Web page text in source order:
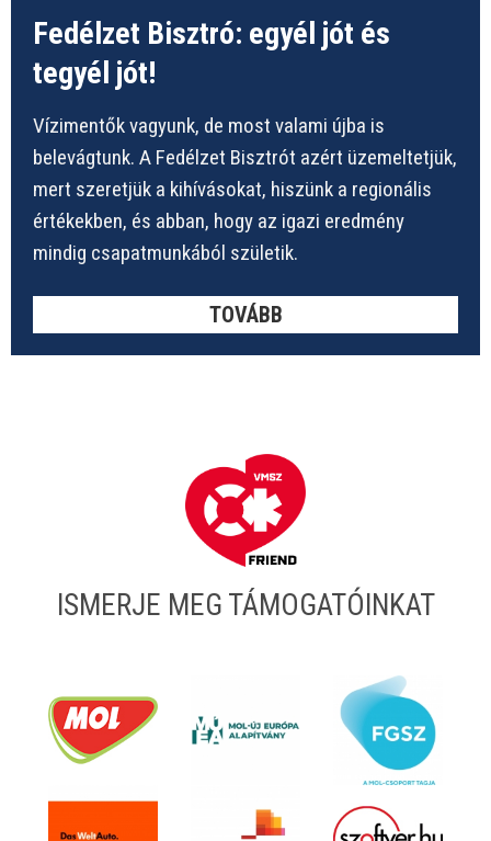
Fedélzet Bisztró: egyél jót és
tegyél jót!
Vízimentők vagyunk, de most valami újba is
belevágtunk. A Fedélzet Bisztrót azért üzemeltetjük,
mert szeretjük a kihívásokat, hiszünk a regionális
értékekben, és abban, hogy az igazi eredmény
mindig csapatmunkából születik.
TOVÁBB
ISMERJE MEG TÁMOGATÓINKAT